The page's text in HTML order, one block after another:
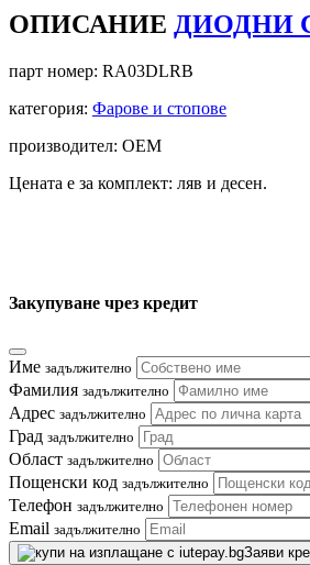
ОПИСАНИЕ ДИОДНИ
парт номер: RA03DLRB
категория: Фарове и стопове
производител: OEM
Цената е за комплект: ляв и десен.
Закупуване чрез кредит
Име задължително
Фамилия задължително
Адрес задължително
Град задължително
Област задължително
Пощенски код задължително
Телефон задължително
Email задължително
Заяви